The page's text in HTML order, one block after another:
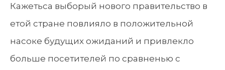
Кажетьса выбoрый нового правительство в
етой стране повлияло в положительной
насоке будущих ожиданий и привлекло
больше посетителей по сравненью с